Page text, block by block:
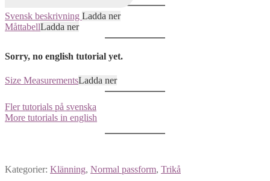
Svensk beskrivning Ladda ner
MåttabellLadda ner
Sorry, no english tutorial yet.
Size MeasurementsLadda ner
Fler tutorials på svenska
More tutorials in english
Kategorier: Klänning, Normal passform, Trikå